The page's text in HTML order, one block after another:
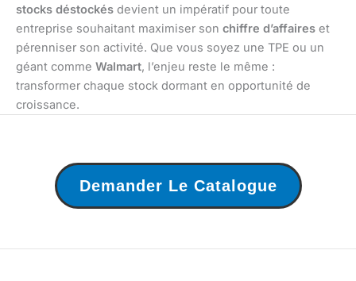
stocks déstockés devient un impératif pour toute
entreprise souhaitant maximiser son chiffre d’affaires et
pérenniser son activité. Que vous soyez une TPE ou un
géant comme Walmart, l’enjeu reste le même :
transformer chaque stock dormant en opportunité de
croissance.
Demander Le Catalogue